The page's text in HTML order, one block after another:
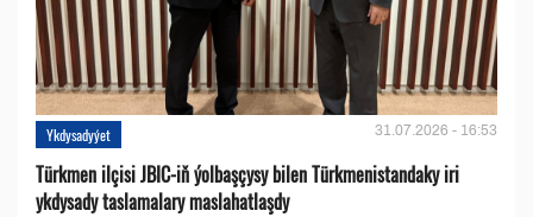
Ykdysadyýet 31.07.2026 - 16:53
Türkmen ilçisi JBIC-iň ýolbaşçysy bilen Türkmenistandaky iri
ykdysady taslamalary maslahatlaşdy